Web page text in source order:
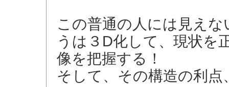
この普通の人には見え
うは３D化して、現状を
像を把握する！
そして、その構造の利